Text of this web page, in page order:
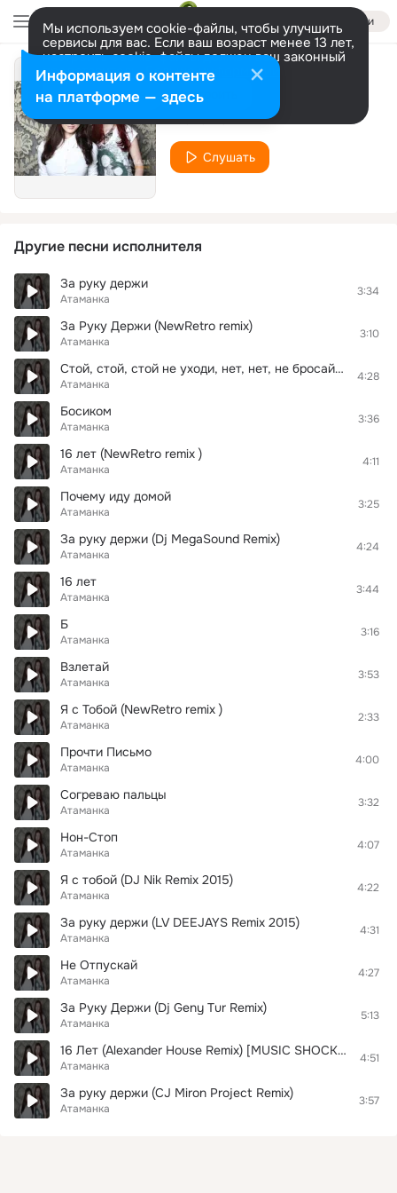
Войти
Мы используем cookie-файлы, чтобы улучшить
сервисы для вас. Если ваш возраст менее 13 лет,
настроить cookie-файлы должен ваш законный
представитель. Больше информации
Разрешить все Настроить
Наше небо
Атаманка
Слушать
Другие песни исполнителя
За руку держи
Атаманка
3:34
За Руку Держи (NewRetro remix)
Атаманка
3:10
Стой, стой, стой не уходи, нет, нет, не бросай, взляда мне чужого не дари
Атаманка
4:28
Босиком
Атаманка
3:36
16 лет (NewRetro remix )
Атаманка
4:11
Почему иду домой
Атаманка
3:25
За руку держи (Dj MegaSound Remix)
Атаманка
4:24
16 лет
Атаманка
3:44
Б
Атаманка
3:16
Взлетай
Атаманка
3:53
Я с Тобой (NewRetro remix )
Атаманка
2:33
Прочти Письмо
Атаманка
4:00
Согреваю пальцы
Атаманка
3:32
Нон-Стоп
Атаманка
4:07
Я с тобой (DJ Nik Remix 2015)
Атаманка
4:22
За руку держи (LV DEEJAYS Remix 2015)
Атаманка
4:31
Не Отпускай
Атаманка
4:27
За Руку Держи (Dj Geny Tur Remix)
Атаманка
5:13
16 Лет (Alexander House Remix) [MUSIC SHOCK PROJECT]
Атаманка
4:51
За руку держи (CJ Miron Project Remix)
Атаманка
3:57
Информация о контенте
на платформе — здесь